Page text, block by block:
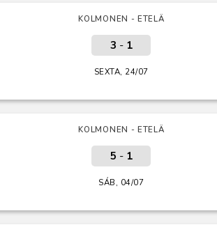
KOLMONEN - ETELÄ
3 - 1
SEXTA, 24/07
KOLMONEN - ETELÄ
5 - 1
SÁB, 04/07